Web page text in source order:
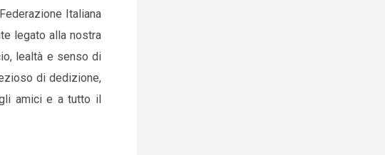
Italiana
legato alla nostra
lealtà e senso di
di dedizione,
amici e a tutto il